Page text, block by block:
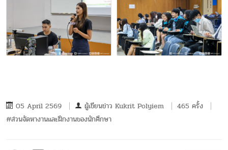
05 April 2569 ผู้เขียนข่าว Kukrit Polyiem
465 ครั้ง
#ส่วนจัดหางานและฝึกงานของนักศึกษา